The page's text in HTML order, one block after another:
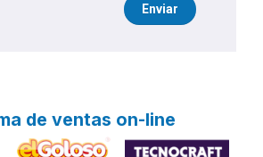
Enviar
de ventas on-line